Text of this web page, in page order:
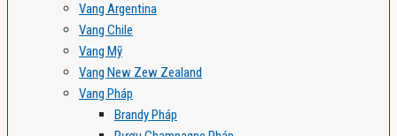
Vang Argentina
Vang Chile
Vang Mỹ
Vang New Zew Zealand
Vang Pháp
Brandy Pháp